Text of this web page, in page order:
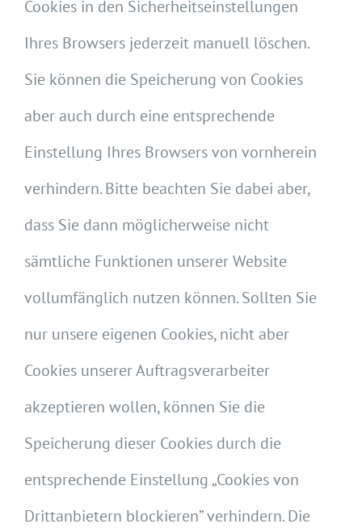
Cookies in den Sicherheitseinstellungen
Ihres Browsers jederzeit manuell löschen.
Sie können die Speicherung von Cookies
aber auch durch eine entsprechende
Einstellung Ihres Browsers von vornherein
verhindern. Bitte beachten Sie dabei aber,
dass Sie dann möglicherweise nicht
sämtliche Funktionen unserer Website
vollumfänglich nutzen können. Sollten Sie
nur unsere eigenen Cookies, nicht aber
Cookies unserer Auftragsverarbeiter
akzeptieren wollen, können Sie die
Speicherung dieser Cookies durch die
entsprechende Einstellung „Cookies von
Drittanbietern blockieren” verhindern. Die